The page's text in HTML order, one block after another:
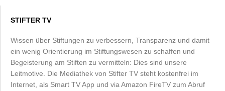
STIFTER TV
Wissen über Stiftungen zu verbessern, Transparenz und damit
ein wenig Orientierung im Stiftungswesen zu schaffen und
Begeisterung am Stiften zu vermitteln: Dies sind unsere
Leitmotive. Die Mediathek von Stifter TV steht kostenfrei im
Internet, als Smart TV App und via Amazon FireTV zum Abruf